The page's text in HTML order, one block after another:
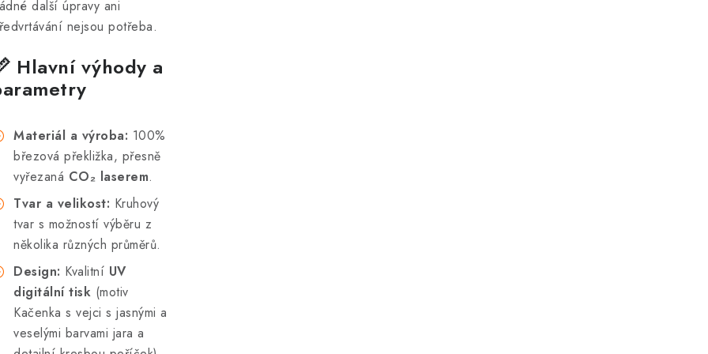
další úpravy ani
nejsou potřeba.
Hlavní výhody a
Materiál a výroba: 100%
březová překližka, přesně
vyřezaná CO₂ laserem.
Tvar a velikost: Kruhový
tvar s možností výběru z
několika různých průměrů.
Design: Kvalitní UV
digitální tisk (motiv
Kačenka s vejci s jasnými a
veselými barvami jara a